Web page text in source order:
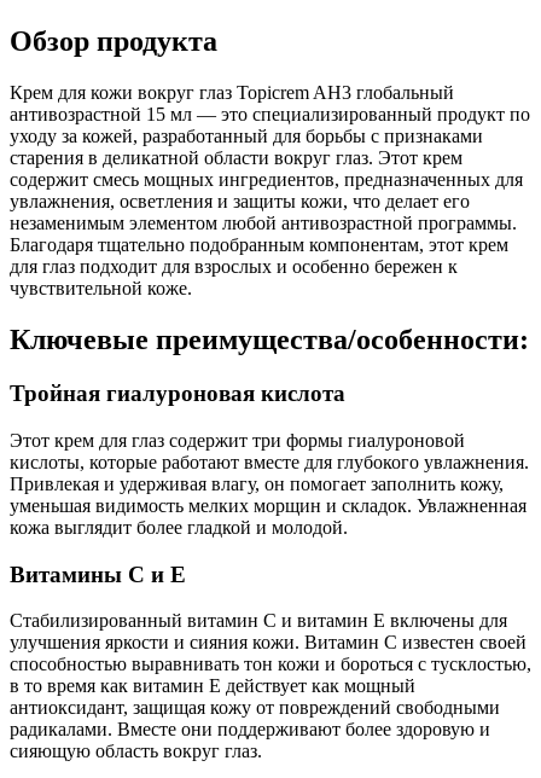
Обзор продукта
Крем для кожи вокруг глаз Topicrem AH3 глобальный
антивозрастной 15 мл — это специализированный продукт по
уходу за кожей, разработанный для борьбы с признаками
старения в деликатной области вокруг глаз. Этот крем
содержит смесь мощных ингредиентов, предназначенных для
увлажнения, осветления и защиты кожи, что делает его
незаменимым элементом любой антивозрастной программы.
Благодаря тщательно подобранным компонентам, этот крем
для глаз подходит для взрослых и особенно бережен к
чувствительной коже.
Ключевые преимущества/особенности:
Тройная гиалуроновая кислота
Этот крем для глаз содержит три формы гиалуроновой
кислоты, которые работают вместе для глубокого увлажнения.
Привлекая и удерживая влагу, он помогает заполнить кожу,
уменьшая видимость мелких морщин и складок. Увлажненная
кожа выглядит более гладкой и молодой.
Витамины C и E
Стабилизированный витамин C и витамин E включены для
улучшения яркости и сияния кожи. Витамин C известен своей
способностью выравнивать тон кожи и бороться с тусклостью,
в то время как витамин E действует как мощный
антиоксидант, защищая кожу от повреждений свободными
радикалами. Вместе они поддерживают более здоровую и
сияющую область вокруг глаз.